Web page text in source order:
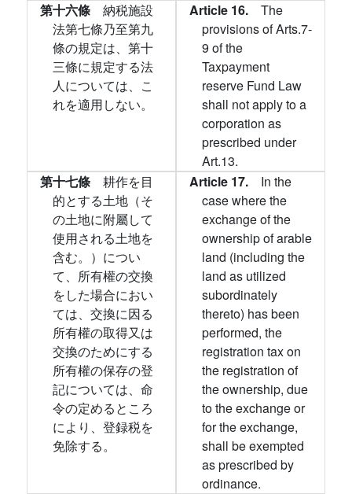
第十六條 納税施設
法第七條乃至第九
條の規定は、第十
三條に規定する法
人については、こ
れを適用しない。
Article 16. The
provisions of Arts.7-
9 of the
Taxpayment
reserve Fund Law
shall not apply to a
corporation as
prescribed under
Art.13.
第十七條 耕作を目
的とする土地（そ
の土地に附屬して
使用される土地を
含む。）につい
て、所有權の交換
をした場合におい
ては、交換に因る
所有權の取得又は
交換のためにする
所有權の保存の登
記については、命
令の定めるところ
により、登録税を
免除する。
Article 17. In the
case where the
exchange of the
ownership of arable
land (including the
land as utilized
subordinately
thereto) has been
performed, the
registration tax on
the registration of
the ownership, due
to the exchange or
for the exchange,
shall be exempted
as prescribed by
ordinance.